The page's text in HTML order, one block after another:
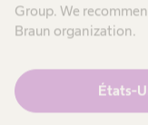
Group. We
Braun organization.
États-